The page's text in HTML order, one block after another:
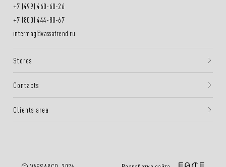
+7 (499) 460-60-26
+7 (800) 444-80-67
intermag@vassatrend.ru
Stores
Contacts
Clients area